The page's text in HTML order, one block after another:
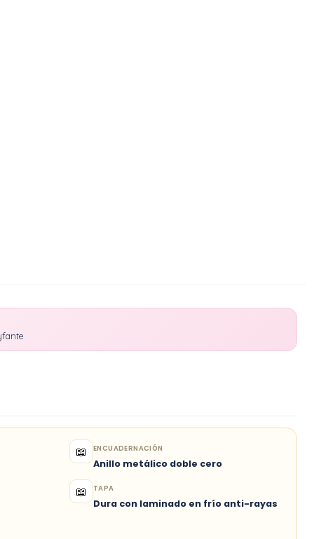
📖 ENCUADERNACIÓN
Anillo metálico doble cero
📖 TAPA
Dura con laminado en frío anti-rayas